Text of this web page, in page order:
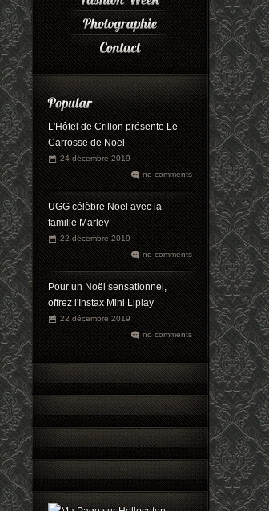
L'Hôtel de Crillon présente Le
Carrosse de Noël
24 décembre 2019
no comments
UGG célèbre Noël avec la
famille Marley
22 décembre 2019
no comments
Pour un Noël sensationnel,
offrez l'Instax Mini Liplay
22 décembre 2019
no comments